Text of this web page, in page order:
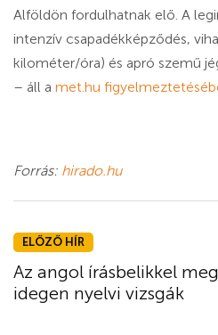
Alföldön fordulhatnak elő. A
intenzív csapadékképződés,
kilométer/óra) és apró szemű
– áll a met.hu
Forrás: hirado.hu
ELŐZŐ HÍR
Az angol írásbelikkel
idegen nyelvi vizsgák